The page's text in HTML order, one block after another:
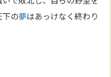
の夢はあっけなく終わり